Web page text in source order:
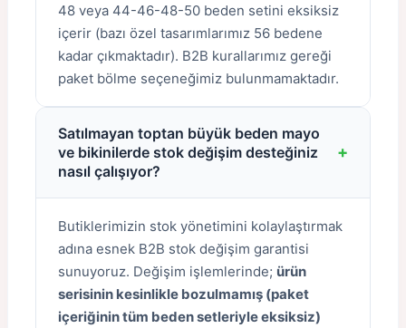
48 veya 44-46-48-50 beden setini eksiksiz
içerir (bazı özel tasarımlarımız 56 bedene
kadar çıkmaktadır). B2B kurallarımız gereği
paket bölme seçeneğimiz bulunmamaktadır.
Satılmayan toptan büyük beden mayo
ve bikinilerde stok değişim desteğiniz
nasıl çalışıyor?
+
Butiklerimizin stok yönetimini kolaylaştırmak
adına esnek B2B stok değişim garantisi
sunuyoruz. Değişim işlemlerinde; ürün
serisinin kesinlikle bozulmamış (paket
içeriğinin tüm beden setleriyle eksiksiz)